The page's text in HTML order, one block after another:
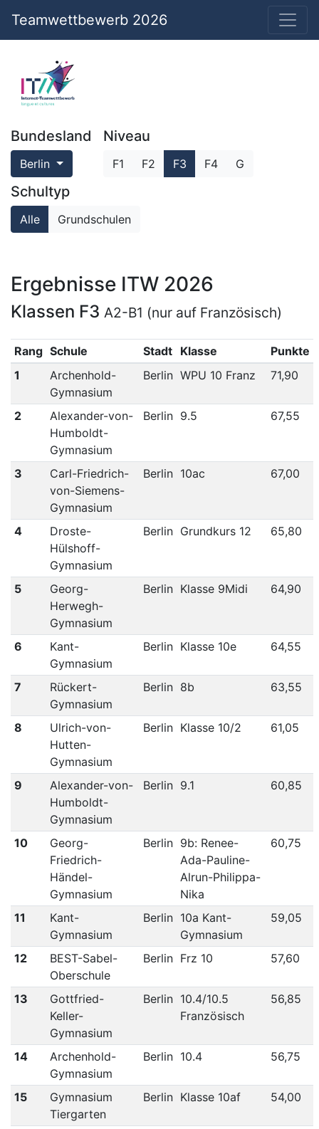
Teamwettbewerb 2026
Bundesland
Berlin
Niveau
F1 F2 F3 F4 G
Schultyp
Alle Grundschulen
Ergebnisse ITW 2026
Klassen F3 A2-B1 (nur auf Französisch)
Rang Schule Stadt Klasse
Punkte
1
Archenhold-
Gymnasium
Berlin WPU 10 Franz 71,90
2
Alexander-von-
Humboldt-
Gymnasium
Berlin 9.5 67,55
3
Carl-Friedrich-
von-Siemens-
Gymnasium
Berlin 10ac 67,00
4
Droste-
Hülshoff-
Gymnasium
Berlin Grundkurs 12 65,80
5
Georg-
Herwegh-
Gymnasium
Berlin Klasse 9Midi 64,90
6
Kant-
Gymnasium
Berlin Klasse 10e 64,55
7
Rückert-
Gymnasium
Berlin 8b 63,55
8
Ulrich-von-
Hutten-
Gymnasium
Berlin Klasse 10/2 61,05
9
Alexander-von-
Humboldt-
Gymnasium
Berlin 9.1 60,85
10
Georg-
Friedrich-
Händel-
Gymnasium
Berlin 9b: Renee-
Ada-Pauline-
Alrun-Philippa-
Nika
60,75
11
Kant-
Gymnasium
Berlin 10a Kant-
Gymnasium
59,05
12
BEST-Sabel-
Oberschule
Berlin Frz 10 57,60
13
Gottfried-
Keller-
Gymnasium
Berlin 10.4/10.5
Französisch
56,85
14
Archenhold-
Gymnasium
Berlin 10.4 56,75
15
Gymnasium
Tiergarten
Berlin Klasse 10af 54,00